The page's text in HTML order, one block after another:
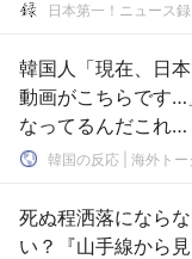
日本第一！ニュース録
韓国人「現在、日
動画がこちらです
なってるんだこれ…
韓国の反応 | 海外トー
死ぬ程洒落になら
い？『山手線から